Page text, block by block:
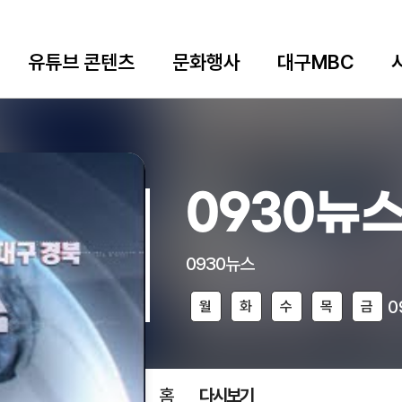
유튜브 콘텐츠 문화행사 대구MBC
0930뉴
0930뉴스
월 화 수 목 금
홈 다시보기